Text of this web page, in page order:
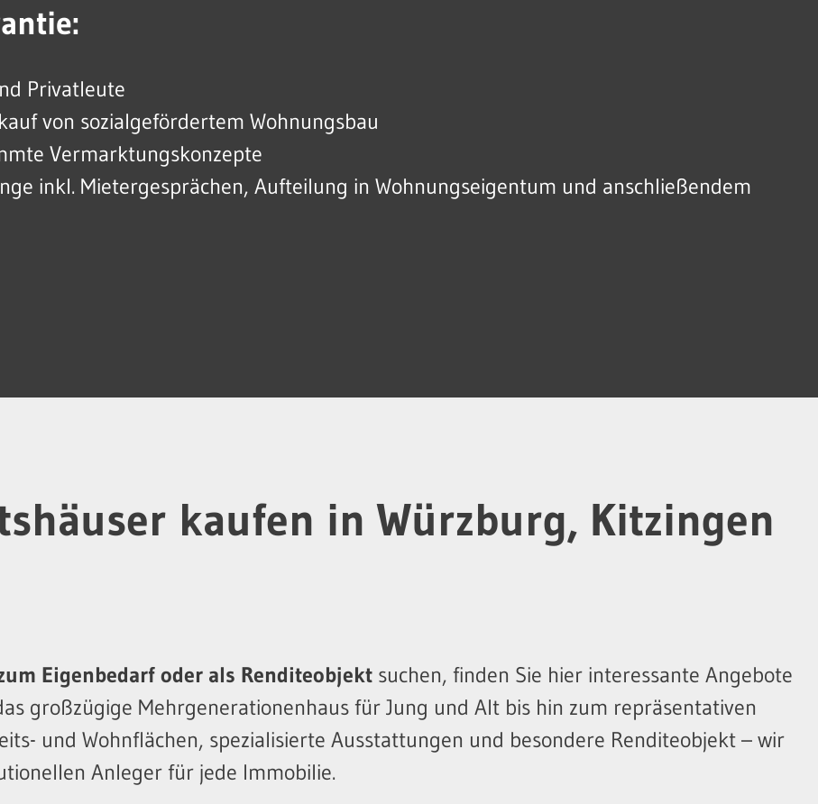
Privatleute
von sozialgefördertem Wohnungsbau
Vermarktungskonzepte
inkl. Mietergesprächen, Aufteilung in Wohnungseigentum und anschließendem
kaufen in Würzburg, Kitzingen
Eigenbedarf oder als Renditeobjekt suchen, finden Sie hier interessante Angebote
großzügige Mehrgenerationenhaus für Jung und Alt bis hin zum repräsentativen
und Wohnflächen, spezialisierte Ausstattungen und besondere Renditeobjekt – wir
Anleger für jede Immobilie.